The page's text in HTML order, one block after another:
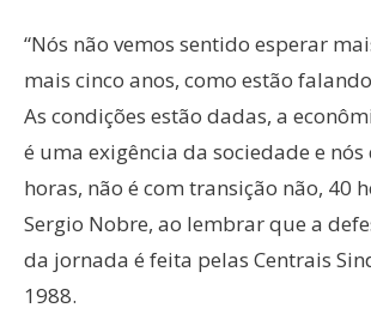
“Nós não vemos sentido esperar
mais cinco anos, como estão
As condições estão dadas, a
é uma exigência da sociedade e
horas, não é com transição não, 40
Sergio Nobre, ao lembrar que a
da jornada é feita pelas Centrais
1988.